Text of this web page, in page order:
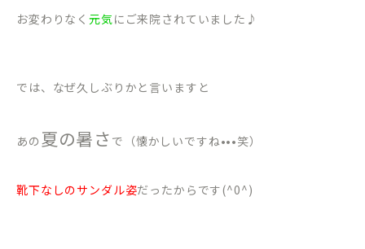
お変わりなく元気にご来院されていました♪
では、なぜ久しぶりかと言いますと
あの 夏の暑さ で（懐かしいですね•••笑）
靴下なしのサンダル姿だったからです(^0^)